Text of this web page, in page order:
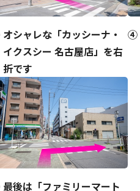
オシャレな「カッシーナ・
イクスシー 名古屋店」を右
折です
最後は「ファミリーマート